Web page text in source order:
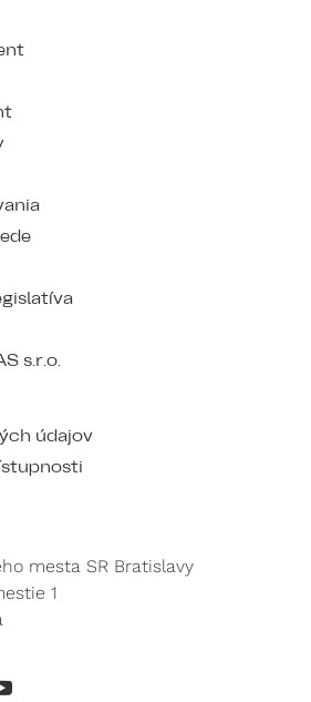
s.r.o.
údajov
mesta SR Bratislavy
1